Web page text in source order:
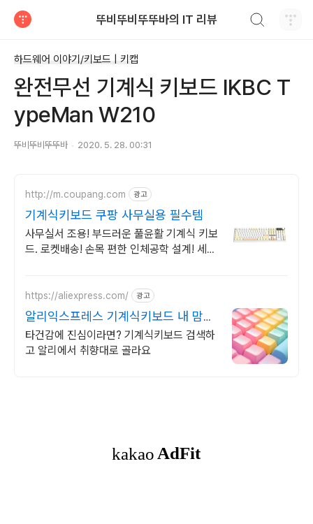
뚜비뚜비뚜뚜바의 IT 리뷰
하드웨어 이야기/키보드 | 키캡
완전무선 기계식 키보드 IKBC T
ypeMan W210
뚜비뚜비뚜뚜바 2020. 5. 28. 00:31
http://m.coupang.com 광고
기계식키보드 쿠팡 사무실용 필수템
사무실서 조용! 부드러운 풀윤활 기계식 키보
드. 로켓배송! 손목 편한 인체공학 설계! 세련
https://aliexpress.com/ 광고
알리익스프레스 기계식키보드 내 맘에
쏙드는 오늘의 특가
타건감에 진심이라면? 기계식키보드 검색하
고 알리에서 취향대로 골라요